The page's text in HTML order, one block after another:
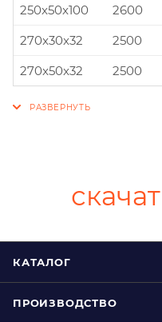
250x50x100
2600
270x30x32
2500
270x50x32
2500
КАТАЛОГ
ПРОИЗВОДСТВО